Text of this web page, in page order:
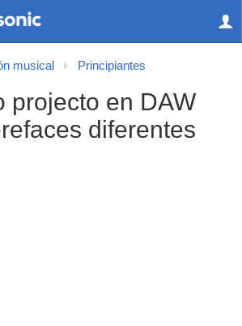
musical Principiantes
projecto en DAW
diferentes